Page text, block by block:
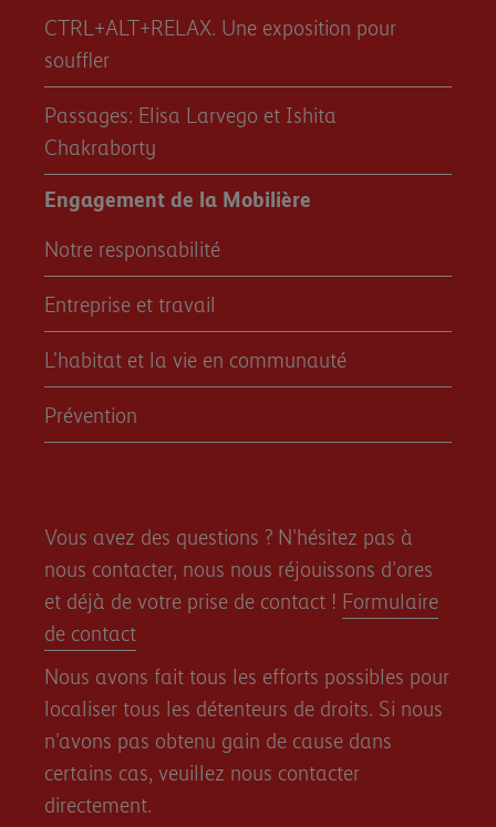
CTRL+ALT+RELAX. Une exposition pour
souffler
Passages: Elisa Larvego et Ishita
Chakraborty
Engagement de la Mobilière
Notre responsabilité
Entreprise et travail
L’habitat et la vie en communauté
Prévention
Vous avez des questions ? N'hésitez pas à
nous contacter, nous nous réjouissons d'ores
et déjà de votre prise de contact ! Formulaire
de contact
Nous avons fait tous les efforts possibles pour
localiser tous les détenteurs de droits. Si nous
n'avons pas obtenu gain de cause dans
certains cas, veuillez nous contacter
directement.